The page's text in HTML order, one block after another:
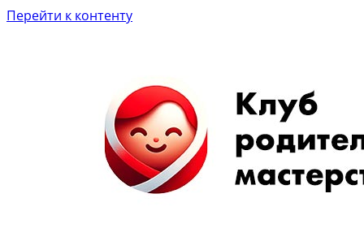
Перейти к контенту